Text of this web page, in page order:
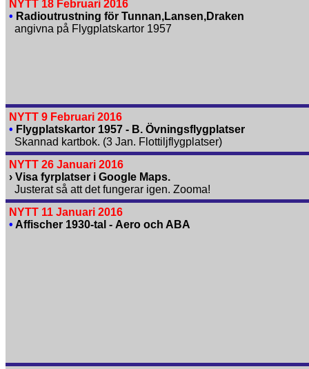
NYTT 18 Februari 2016
• Radioutrustning för Tunnan,Lansen,Draken
angivna på Flygplatskartor 1957
NYTT 9 Februari 2016
• Flygplatskartor 1957 - B. Övningsflygplatser
Skannad kartbok. (3 Jan. Flottiljflygplatser)
NYTT 26 Januari 2016
› Visa fyrplatser i Google Maps.
Justerat så att det fungerar igen. Zooma!
NYTT 11 Januari 2016
• Affischer 1930-tal - Aero och ABA